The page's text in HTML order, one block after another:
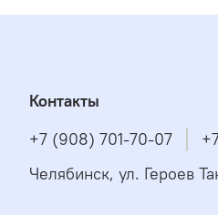
Контакты
+7 (908) 701-70-07
Челябинск, ул. Героев